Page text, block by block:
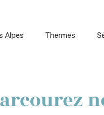
Alpes Thermes